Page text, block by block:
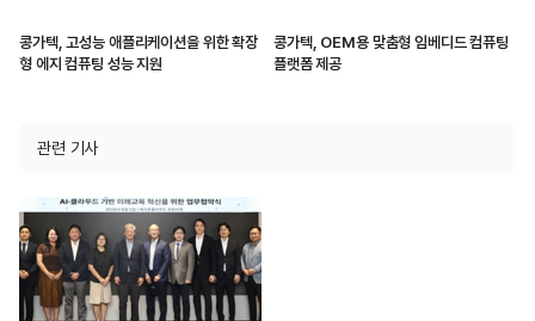
콩가텍, 고성능 애플리케이션을 위한 확장
형 에지 컴퓨팅 성능 지원
콩가텍, OEM용 맞춤형 임베디드 컴퓨팅
플랫폼 제공
관련 기사